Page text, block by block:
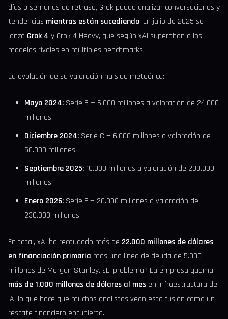
días o semanas de retraso, Grok puede analizar conversaciones y
tendencias mientras están sucediendo. En julio de 2025 se
lanzó Grok 4 y Grok 4 Heavy, que según xAI superaban a los
modelos rivales en múltiples benchmarks.
La evolución de su valoración ha sido meteórica:
Mayo 2024: Serie B — 6.000 millones a valoración de 24.000
millones
Diciembre 2024: Serie C — 6.000 millones a valoración de
50.000 millones
Septiembre 2025:10.000 millones a valoración de 200.000
millones
Enero 2026: Serie E — 20.000 millones a valoración de
230.000 millones
En total, xAI ha recaudado más de 22.000 millones de dólares
en financiación primaria más una línea de deuda de 5.000
millones de Morgan Stanley. ¿El problema? La empresa quema
más de 1.000 millones de dólares al mes en infraestructura de
IA, lo que hace que muchos analistas vean esta fusión como un
rescate financiero encubierto.